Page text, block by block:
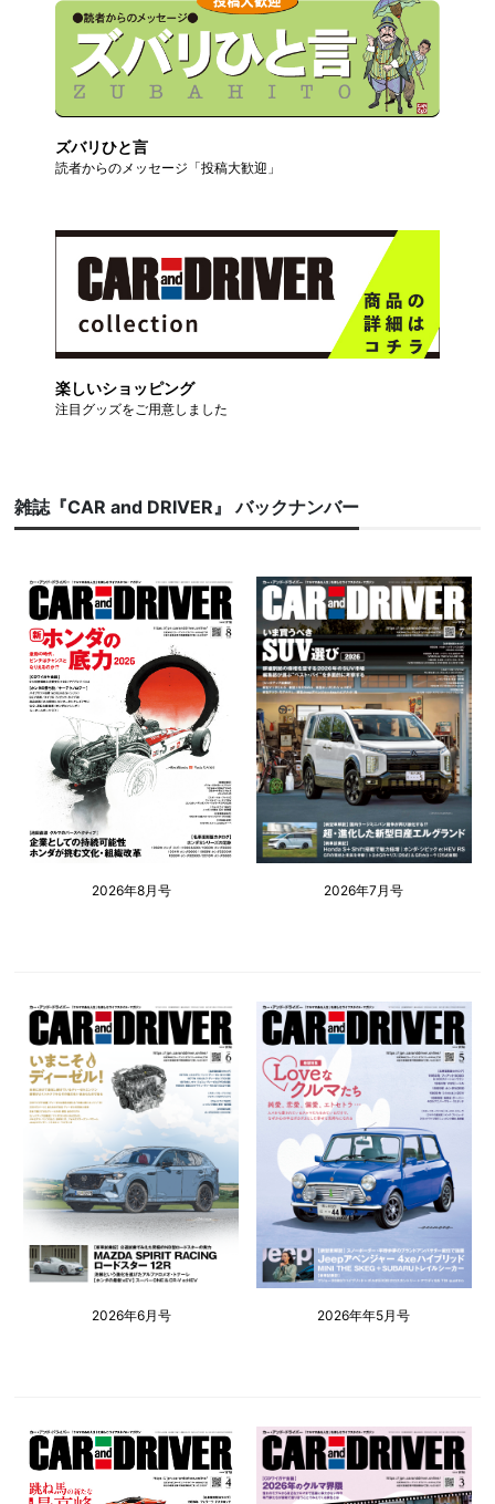
ズバリひと言
読者からのメッセージ「投稿大歓迎」
楽しいショッピング
注目グッズをご用意しました
雑誌『CAR and DRIVER』 バックナンバー
2026年8月号 2026年7月号
2026年6月号 2026年年5月号